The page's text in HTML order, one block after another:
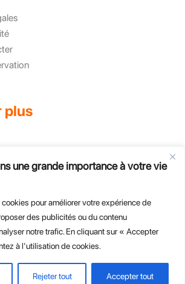
une grande importance à votre vie
pour améliorer votre expérience de
des publicités ou du contenu
notre trafic. En cliquant sur « Accepter
à l'utilisation de cookies.
Rejeter tout Accepter tout
plus
Entreprises